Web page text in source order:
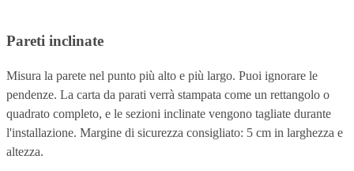
Pareti inclinate
Misura la parete nel punto più alto e più largo. Puoi ignorare le
pendenze. La carta da parati verrà stampata come un rettangolo o
quadrato completo, e le sezioni inclinate vengono tagliate durante
l'installazione. Margine di sicurezza consigliato: 5 cm in larghezza e
altezza.